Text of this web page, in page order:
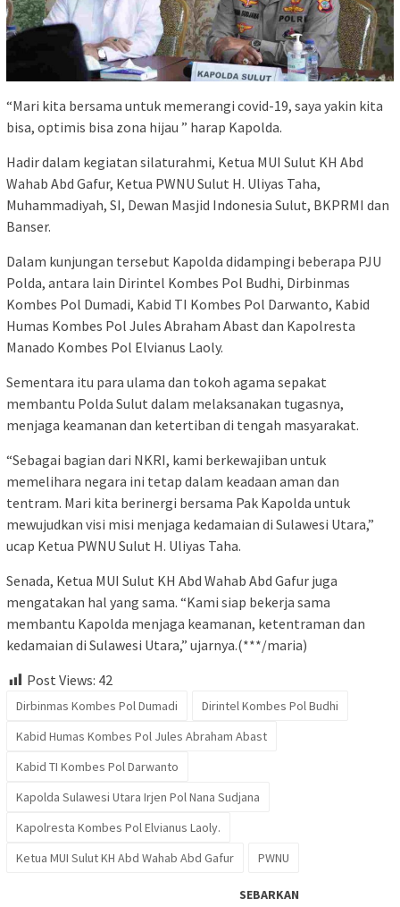
“Mari kita bersama untuk memerangi covid-19, saya yakin kita
bisa, optimis bisa zona hijau ” harap Kapolda.
Hadir dalam kegiatan silaturahmi, Ketua MUI Sulut KH Abd
Wahab Abd Gafur, Ketua PWNU Sulut H. Uliyas Taha,
Muhammadiyah, SI, Dewan Masjid Indonesia Sulut, BKPRMI dan
Banser.
Dalam kunjungan tersebut Kapolda didampingi beberapa PJU
Polda, antara lain Dirintel Kombes Pol Budhi, Dirbinmas
Kombes Pol Dumadi, Kabid TI Kombes Pol Darwanto, Kabid
Humas Kombes Pol Jules Abraham Abast dan Kapolresta
Manado Kombes Pol Elvianus Laoly.
Sementara itu para ulama dan tokoh agama sepakat
membantu Polda Sulut dalam melaksanakan tugasnya,
menjaga keamanan dan ketertiban di tengah masyarakat.
“Sebagai bagian dari NKRI, kami berkewajiban untuk
memelihara negara ini tetap dalam keadaan aman dan
tentram. Mari kita berinergi bersama Pak Kapolda untuk
mewujudkan visi misi menjaga kedamaian di Sulawesi Utara,”
ucap Ketua PWNU Sulut H. Uliyas Taha.
Senada, Ketua MUI Sulut KH Abd Wahab Abd Gafur juga
mengatakan hal yang sama. “Kami siap bekerja sama
membantu Kapolda menjaga keamanan, ketentraman dan
kedamaian di Sulawesi Utara,” ujarnya.(***/maria)
Post Views: 42
Dirbinmas Kombes Pol Dumadi
Dirintel Kombes Pol Budhi
Kabid Humas Kombes Pol Jules Abraham Abast
Kabid TI Kombes Pol Darwanto
Kapolda Sulawesi Utara Irjen Pol Nana Sudjana
Kapolresta Kombes Pol Elvianus Laoly.
Ketua MUI Sulut KH Abd Wahab Abd Gafur
PWNU
SEBARKAN